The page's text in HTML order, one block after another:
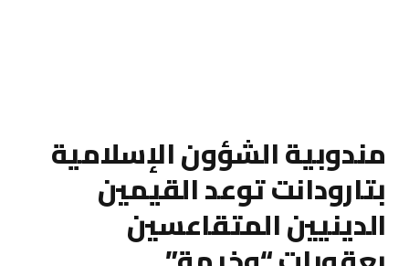
مندوبية الشؤون الإسلامية
بتارودانت توعد القيمين
الدينيين المتقاعسين